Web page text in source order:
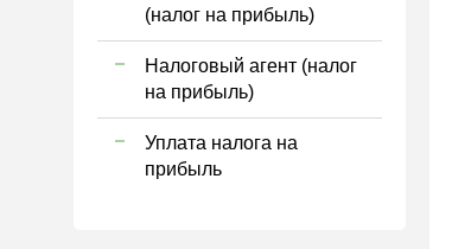
(налог на прибыль)
Налоговый агент (налог
на прибыль)
Уплата налога на
прибыль